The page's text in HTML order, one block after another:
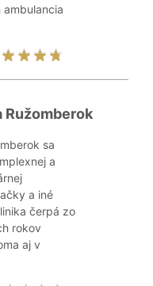
Ružomberok
sa
a
a iné
čerpá zo
rokov
aj v